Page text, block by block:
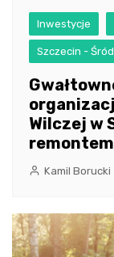
Inwestycje
Szczecin -
Wilczej w
Kamil Borucki